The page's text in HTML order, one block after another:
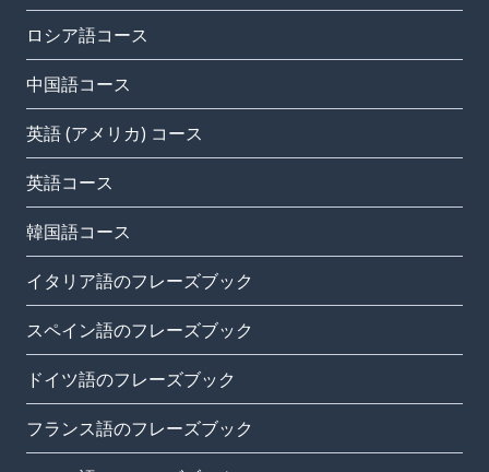
ロシア語コース
中国語コース
英語 (アメリカ) コース
英語コース
韓国語コース
イタリア語のフレーズブック
スペイン語のフレーズブック
ドイツ語のフレーズブック
フランス語のフレーズブック